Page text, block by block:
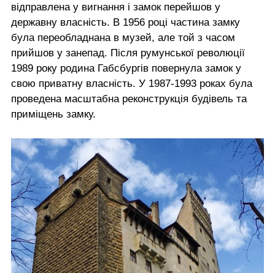
відправлена у вигнання і замок перейшов у
державну власність. В 1956 році частина замку
була переобладнана в музей, але той з часом
прийшов у занепад. Після румунської революції
1989 року родина Габсбургів повернула замок у
свою приватну власність. У 1987-1993 роках була
проведена масштабна реконструкція будівель та
приміщень замку.